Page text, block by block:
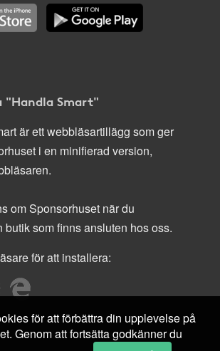
"Handla Smart"
är ett webbläsartillägg som ger
i en minifierad version,
om Sponsorhuset när du
butik som finns ansluten hos oss.
för att installera:
för att förbättra din upplevelse på
Genom att fortsätta godkänner du